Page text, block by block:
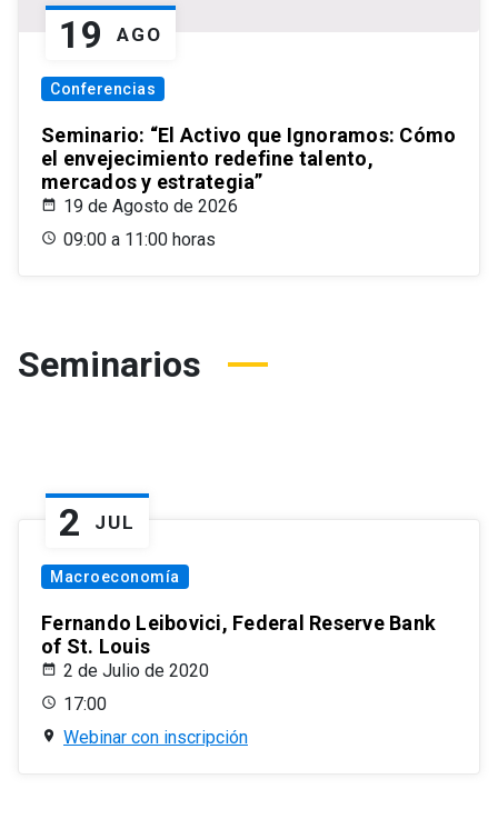
19 AGO
Conferencias
Seminario: “El Activo que Ignoramos: Cómo
el envejecimiento redefine talento,
mercados y estrategia”
19 de Agosto de 2026
09:00 a 11:00 horas
Seminarios
2 JUL
Macroeconomía
Fernando Leibovici, Federal Reserve Bank
of St. Louis
2 de Julio de 2020
17:00
Webinar con inscripción